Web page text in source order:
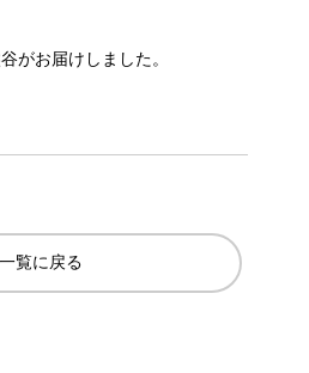
がお届けしました。
一覧に戻る